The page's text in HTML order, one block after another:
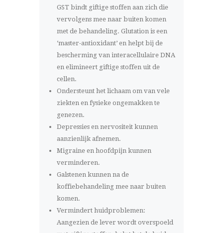
GST bindt giftige stoffen aan zich die
vervolgens mee naar buiten komen
met de behandeling. Glutation is een
‘master-antioxidant’ en helpt bij de
bescherming van interacellulaire DNA
en elimineert giftige stoffen uit de
cellen.
Ondersteunt het lichaam om van vele
ziekten en fysieke ongemakken te
genezen.
Depressies en nervositeit kunnen
aanzienlijk afnemen.
Migraine en hoofdpijn kunnen
verminderen.
Galstenen kunnen na de
koffiebehandeling mee naar buiten
komen.
Vermindert huidproblemen:
Aangezien de lever wordt overspoeld